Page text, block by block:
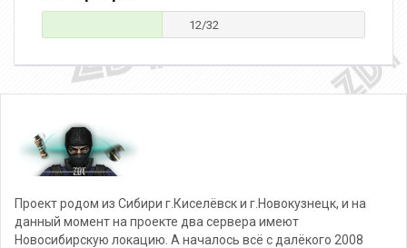
12/32
Проект родом из Сибири г.Киселёвск и г.Новокузнецк, и на
данный момент на проекте два сервера имеют
Новосибирскую локацию. А началось всё с далёкого 2008